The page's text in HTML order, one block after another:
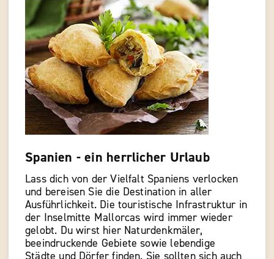
Spanien - ein herrlicher Urlaub
Lass dich von der Vielfalt Spaniens verlocken
und bereisen Sie die Destination in aller
Ausführlichkeit. Die touristische Infrastruktur in
der Inselmitte Mallorcas wird immer wieder
gelobt. Du wirst hier Naturdenkmäler,
beeindruckende Gebiete sowie lebendige